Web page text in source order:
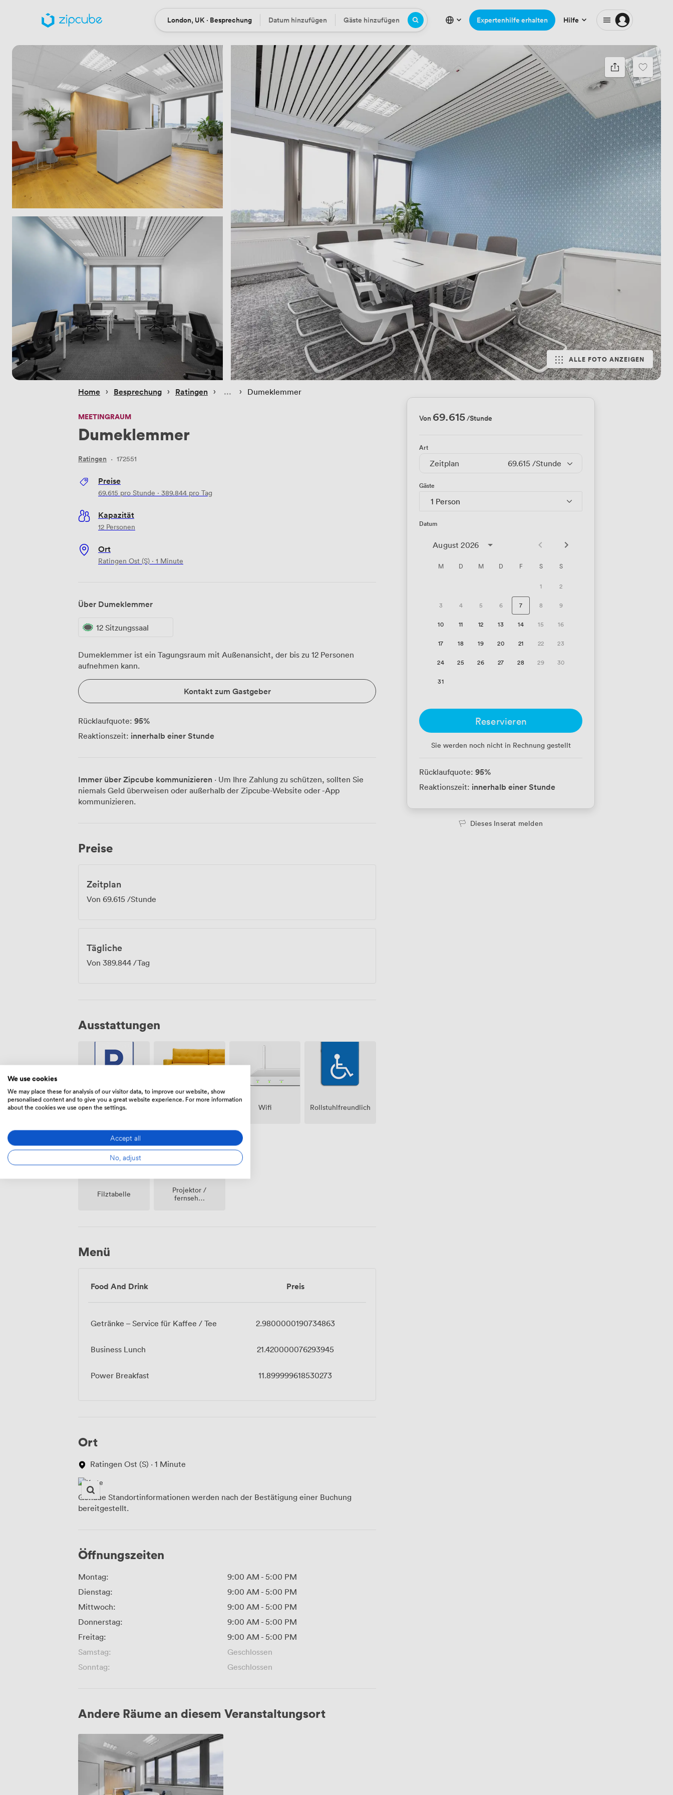
OrtLondon, UK · Besprechung Datum
Datum hinzufügen Gäste
Gäste hinzufügen Expertenhilfe erhalten Hilfe
ALLE FOTO ANZEIGEN
Home › Besprechung › Ratingen › › Dumeklemmer
MEETINGRAUM
Dumeklemmer
Ratingen · 172551
Preise
69.615 pro Stunde · 389.844 pro Tag
Kapazität
12 Personen
Ort
Ratingen Ost (S) · 1 Minute
Über Dumeklemmer
12 Sitzungssaal
Dumeklemmer ist ein Tagungsraum mit Außenansicht, der bis zu 12 Personen
aufnehmen kann.
Kontakt zum Gastgeber
Rücklaufquote: 95%
Reaktionszeit: innerhalb einer Stunde
Immer über Zipcube kommunizieren · Um Ihre Zahlung zu schützen, sollten Sie
niemals Geld überweisen oder außerhalb der Zipcube-Website oder -App
kommunizieren.
Preise
Zeitplan
Von 69.615 /Stunde
Tägliche
Von 389.844 /Tag
Ausstattungen
Kostenloses
Parken auf
Freiflächen
Wifi Rollstuhlfreundlich
Filztabelle
Projektor /
fernseher
Menü
Food And Drink Preis
Getränke – Service für Kaffee / Tee 2.9800000190734863
Business Lunch 21.420000076293945
Power Breakfast 11.899999618530273
Ort
Ratingen Ost (S) · 1 Minute
Genaue Standortinformationen werden nach der Bestätigung einer Buchung
bereitgestellt.
Öffnungszeiten
Montag: 9:00 AM - 5:00 PM
Dienstag:
9:00 AM - 5:00 PM
Mittwoch:
9:00 AM - 5:00 PM
Donnerstag:
9:00 AM - 5:00 PM
Freitag:
9:00 AM - 5:00 PM
Samstag:
Geschlossen
Sonntag:
Geschlossen
Andere Räume an diesem Veranstaltungsort
Von 69.615/Stunde
Art
Zeitplan 69.615 /Stunde
Gäste
1 Person
Datum
August 2026
M D M D F S S
1 2
3 4 5 6 7 8 9
10 11 12 13 14 15 16
17 18 19 20 21 22 23
24 25 26 27 28 29 30
31
Reservieren
Sie werden noch nicht in Rechnung gestellt
Rücklaufquote: 95%
Reaktionszeit: innerhalb einer Stunde
Dieses Inserat melden
We use cookies
We may place these for analysis of our visitor data, to improve our website, show
personalised content and to give you a great website experience. For more information
about the cookies we use open the settings.
Accept all
No, adjust